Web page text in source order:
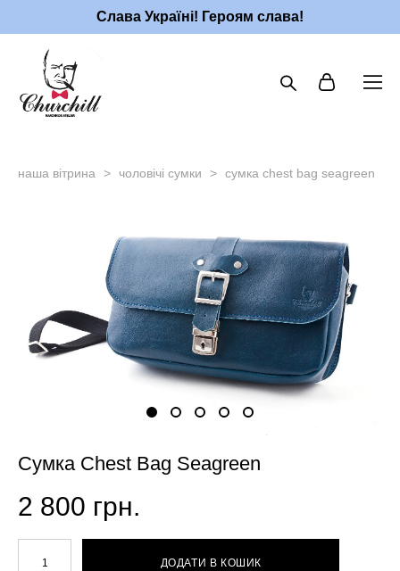
Слава Україні! Героям слава!
наша вітрина > чоловічі сумки > сумка chest bag seagreen
Сумка Chest Bag Seagreen
2 800 грн.
ДОДАТИ В КОШИК